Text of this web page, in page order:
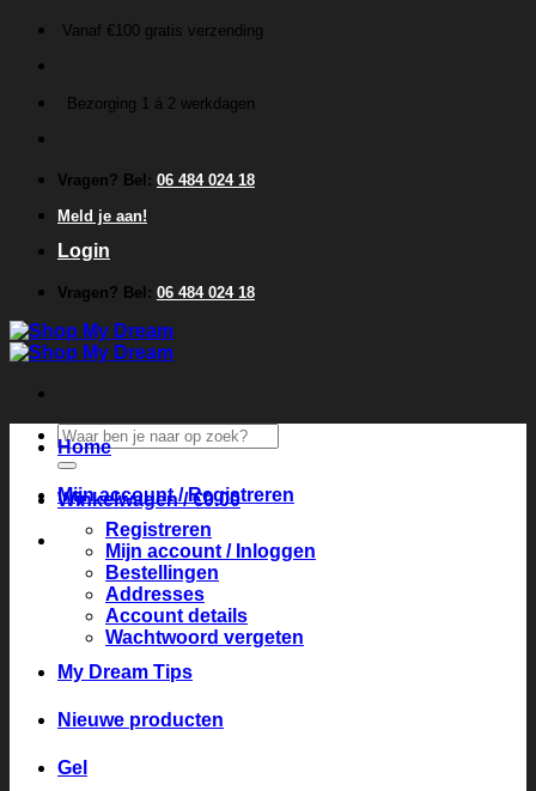
inhoud
Vanaf €100 gratis verzending
Bezorging 1 á 2 werkdagen
Vragen? Bel: 06 484 024 18
Meld je aan!
Login
Vragen? Bel: 06 484 024 18
Zoeken
naar:
Winkelwagen /€0.00
Home
Mijn account / Registreren
Registreren
Mijn account / Inloggen
Bestellingen
Addresses
Account details
Wachtwoord vergeten
My Dream Tips
Nieuwe producten
Gel